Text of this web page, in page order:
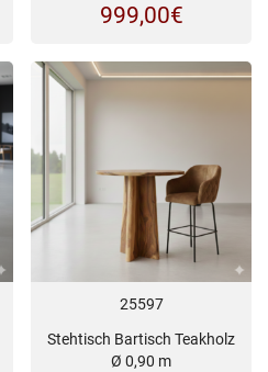
999,00€
25597
Stehtisch Bartisch Teakholz
Ø 0,90 m